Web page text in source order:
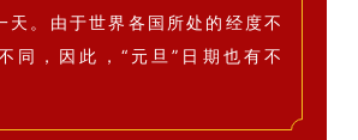
。 由于世界各国所处的经度不
同，因此，“元旦”日期也有不